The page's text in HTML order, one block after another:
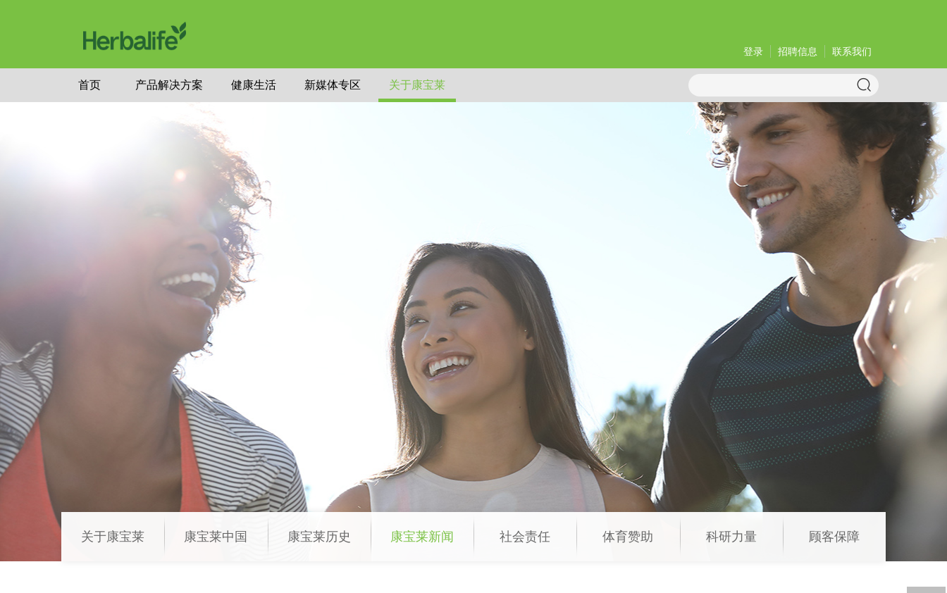
登录 招聘信息 联系我们
首页 产品解决方案 健康生活 新媒体专区 关于康宝莱
关于康宝莱 康宝莱中国 康宝莱历史 康宝莱新闻 社会责任 体育赞助 科研力量 顾客保障